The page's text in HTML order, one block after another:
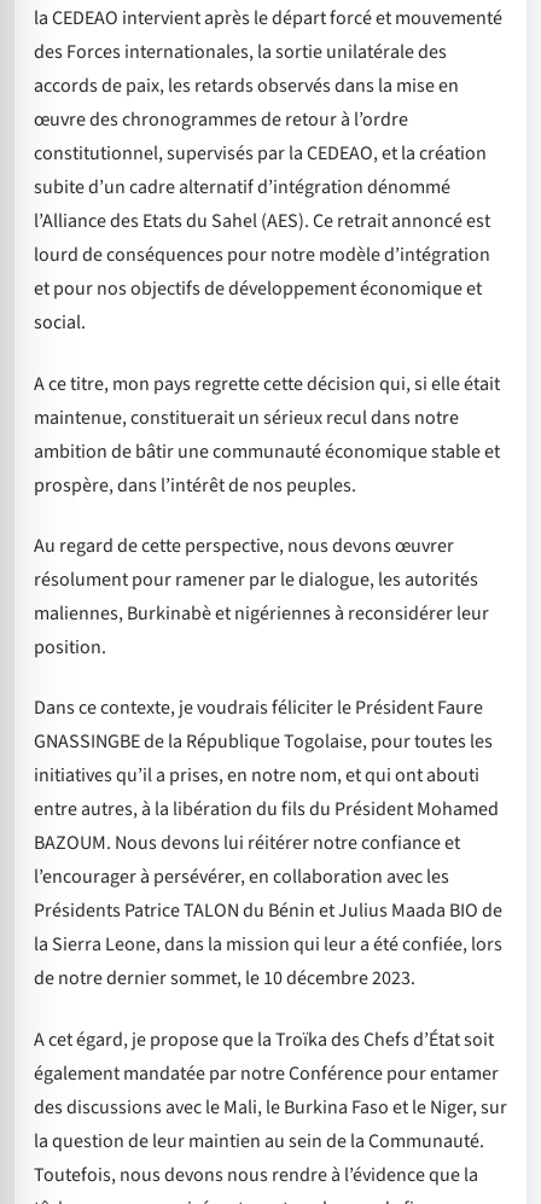
la CEDEAO intervient après le départ forcé et mouvementé
des Forces internationales, la sortie unilatérale des
accords de paix, les retards observés dans la mise en
œuvre des chronogrammes de retour à l’ordre
constitutionnel, supervisés par la CEDEAO, et la création
subite d’un cadre alternatif d’intégration dénommé
l’Alliance des Etats du Sahel (AES). Ce retrait annoncé est
lourd de conséquences pour notre modèle d’intégration
et pour nos objectifs de développement économique et
social.
A ce titre, mon pays regrette cette décision qui, si elle était
maintenue, constituerait un sérieux recul dans notre
ambition de bâtir une communauté économique stable et
prospère, dans l’intérêt de nos peuples.
Au regard de cette perspective, nous devons œuvrer
résolument pour ramener par le dialogue, les autorités
maliennes, Burkinabè et nigériennes à reconsidérer leur
position.
Dans ce contexte, je voudrais féliciter le Président Faure
GNASSINGBE de la République Togolaise, pour toutes les
initiatives qu’il a prises, en notre nom, et qui ont abouti
entre autres, à la libération du fils du Président Mohamed
BAZOUM. Nous devons lui réitérer notre confiance et
l’encourager à persévérer, en collaboration avec les
Présidents Patrice TALON du Bénin et Julius Maada BIO de
la Sierra Leone, dans la mission qui leur a été confiée, lors
de notre dernier sommet, le 10 décembre 2023.
A cet égard, je propose que la Troïka des Chefs d’État soit
également mandatée par notre Conférence pour entamer
des discussions avec le Mali, le Burkina Faso et le Niger, sur
la question de leur maintien au sein de la Communauté.
Toutefois, nous devons nous rendre à l’évidence que la